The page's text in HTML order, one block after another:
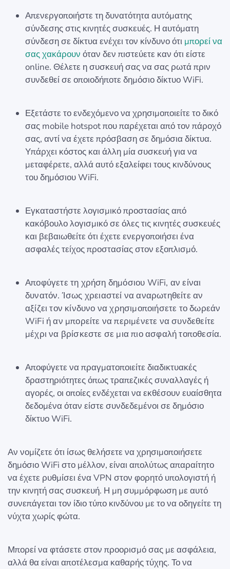
Απενεργοποιήστε τη δυνατότητα αυτόματης
σύνδεσης στις κινητές συσκευές. Η αυτόματη
σύνδεση σε δίκτυα ενέχει τον κίνδυνο ότι μπορεί να
σας χακάρουν όταν δεν πιστεύετε καν ότι είστε
online. Θέλετε η συσκευή σας να σας ρωτά πριν
συνδεθεί σε οποιοδήποτε δημόσιο δίκτυο WiFi.
Εξετάστε το ενδεχόμενο να χρησιμοποιείτε το δικό
σας mobile hotspot που παρέχεται από τον πάροχό
σας, αντί να έχετε πρόσβαση σε δημόσια δίκτυα.
Υπάρχει κόστος και άλλη μία συσκευή για να
μεταφέρετε, αλλά αυτό εξαλείφει τους κινδύνους
του δημόσιου WiFi.
Εγκαταστήστε λογισμικό προστασίας από
κακόβουλο λογισμικό σε όλες τις κινητές συσκευές
και βεβαιωθείτε ότι έχετε ενεργοποιήσει ένα
ασφαλές τείχος προστασίας στον εξοπλισμό.
Αποφύγετε τη χρήση δημόσιου WiFi, αν είναι
δυνατόν. Ίσως χρειαστεί να αναρωτηθείτε αν
αξίζει τον κίνδυνο να χρησιμοποιήσετε το δωρεάν
WiFi ή αν μπορείτε να περιμένετε να συνδεθείτε
μέχρι να βρίσκεστε σε μια πιο ασφαλή τοποθεσία.
Αποφύγετε να πραγματοποιείτε διαδικτυακές
δραστηριότητες όπως τραπεζικές συναλλαγές ή
αγορές, οι οποίες ενδέχεται να εκθέσουν ευαίσθητα
δεδομένα όταν είστε συνδεδεμένοι σε δημόσιο
δίκτυο WiFi.
Αν νομίζετε ότι ίσως θελήσετε να χρησιμοποιήσετε
δημόσιο WiFi στο μέλλον, είναι απολύτως απαραίτητο
να έχετε ρυθμίσει ένα VPN στον φορητό υπολογιστή ή
την κινητή σας συσκευή. Η μη συμμόρφωση με αυτό
συνεπάγεται τον ίδιο τύπο κινδύνου με το να οδηγείτε τη
νύχτα χωρίς φώτα.
Μπορεί να φτάσετε στον προορισμό σας με ασφάλεια,
αλλά θα είναι αποτέλεσμα καθαρής τύχης. Το να